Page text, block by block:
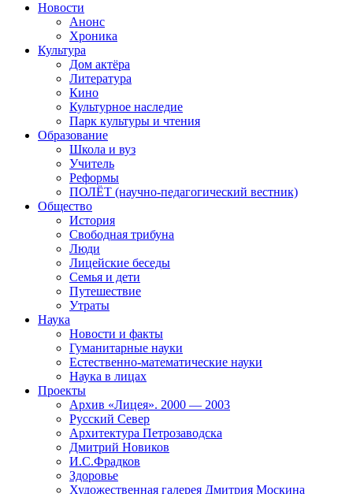
Новости
Анонс
Хроника
Культура
Дом актёра
Литература
Кино
Культурное наследие
Парк культуры и чтения
Образование
Школа и вуз
Учитель
Реформы
ПОЛЁТ (научно-педагогический вестник)
Общество
История
Свободная трибуна
Люди
Лицейские беседы
Семья и дети
Путешествие
Утраты
Наука
Новости и факты
Гуманитарные науки
Естественно-математические науки
Наука в лицах
Проекты
Архив «Лицея». 2000 — 2003
Русский Север
Архитектура Петрозаводска
Дмитрий Новиков
И.С.Фрадков
Здоровье
Художественная галерея Дмитрия Москина